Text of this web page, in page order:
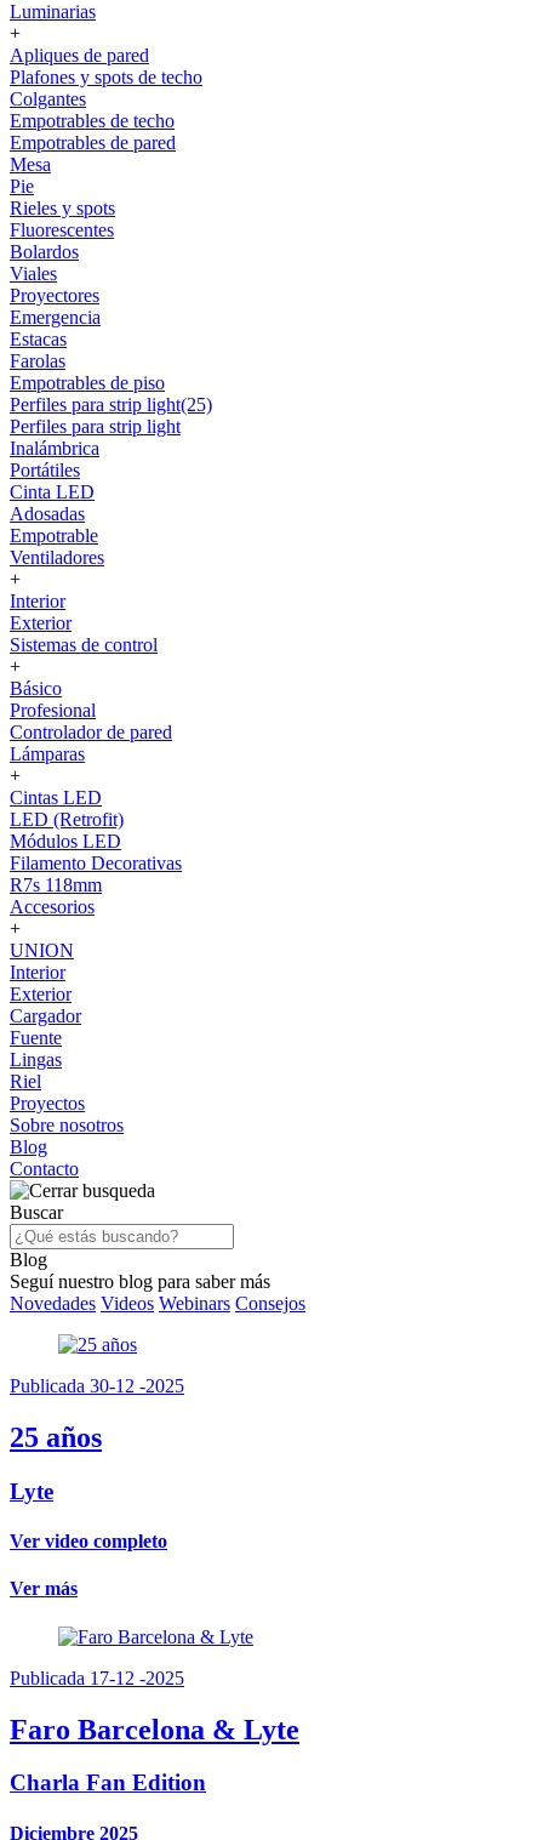
Luminarias
+
Apliques de pared
Plafones y spots de techo
Colgantes
Empotrables de techo
Empotrables de pared
Mesa
Pie
Rieles y spots
Fluorescentes
Bolardos
Viales
Proyectores
Emergencia
Estacas
Farolas
Empotrables de piso
Perfiles para strip light(25)
Perfiles para strip light
Inalámbrica
Portátiles
Cinta LED
Adosadas
Empotrable
Ventiladores
+
Interior
Exterior
Sistemas de control
+
Básico
Profesional
Controlador de pared
Lámparas
+
Cintas LED
LED (Retrofit)
Módulos LED
Filamento Decorativas
R7s 118mm
Accesorios
+
UNION
Interior
Exterior
Cargador
Fuente
Lingas
Riel
Proyectos
Sobre nosotros
Blog
Contacto
Buscar
Blog
Seguí nuestro blog para saber más
Novedades Videos Webinars Consejos
Publicada 30-12 -2025
25 años
Lyte
Ver video completo
Ver más
Publicada 17-12 -2025
Faro Barcelona & Lyte
Charla Fan Edition
Diciembre 2025